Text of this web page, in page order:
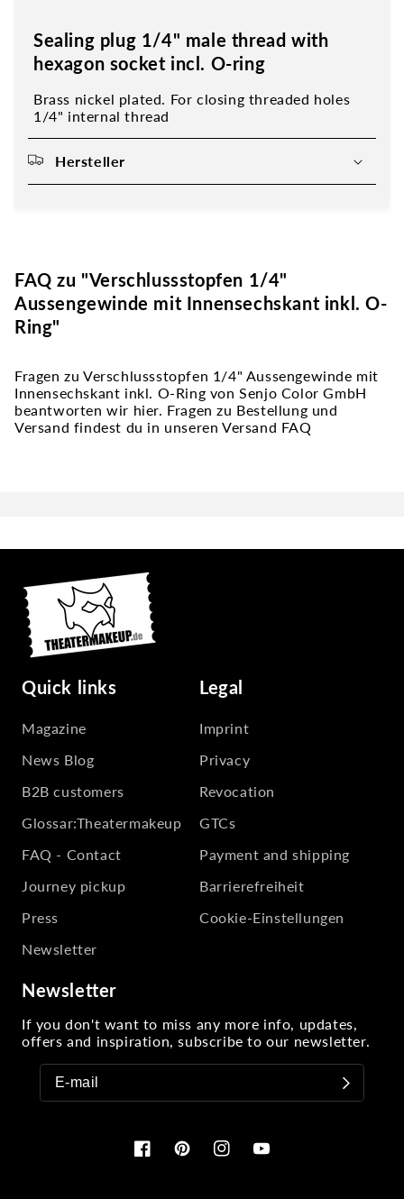
Sealing plug 1/4" male thread with
hexagon socket incl. O-ring
Brass nickel plated. For closing threaded holes
1/4" internal thread
Hersteller
FAQ zu "Verschlussstopfen 1/4"
Aussengewinde mit Innensechskant inkl. O-
Ring"
Fragen zu Verschlussstopfen 1/4" Aussengewinde mit
Innensechskant inkl. O-Ring von Senjo Color GmbH
beantworten wir hier. Fragen zu Bestellung und
Versand findest du in unseren Versand FAQ
Quick links
Magazine
News Blog
B2B customers
Glossar:Theatermakeup
FAQ - Contact
Journey pickup
Press
Newsletter
Legal
Imprint
Privacy
Revocation
GTCs
Payment and shipping
Barrierefreiheit
Cookie-Einstellungen
Newsletter
If you don't want to miss any more info, updates,
offers and inspiration, subscribe to our newsletter.
FacebookPinterestInstagramYouTube